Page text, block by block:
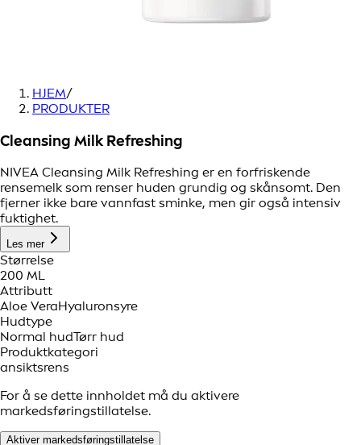
HJEM/
PRODUKTER
Cleansing Milk Refreshing
NIVEA Cleansing Milk Refreshing er en forfriskende
rensemelk som renser huden grundig og skånsomt. Den
fjerner ikke bare vannfast sminke, men gir også intensiv
fuktighet.
Les mer
Størrelse
200 ML
Attributt
Aloe VeraHyaluronsyre
Hudtype
Normal hudTørr hud
Produktkategori
ansiktsrens
For å se dette innholdet må du aktivere
markedsføringstillatelse.
Aktiver markedsføringstillatelse